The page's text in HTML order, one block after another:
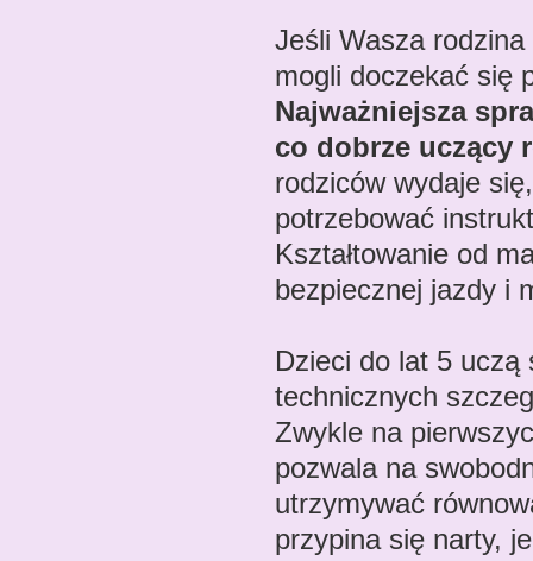
Jeśli Wasza
mogli doczekać się
Najważniejsza
co dobrze uczący
rodziców wydaje
potrzebować
Kształtowanie od
bezpiecznej jazdy i
Dzieci do lat 5 uczą
technicznych
Zwykle na
pozwala na
utrzymywać
przypina się narty,